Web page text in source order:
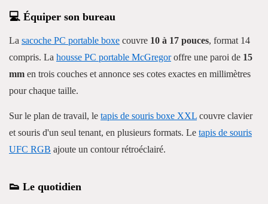
💻 Équiper son bureau
La sacoche PC portable boxe couvre 10 à 17 pouces, format 14
compris. La housse PC portable McGregoroffre une paroi de 15
mm en trois couches et annonce ses cotes exactes en millimètres
pour chaque taille.
Sur le plan de travail, le tapis de souris boxe XXL couvre clavier
et souris d'un seul tenant, en plusieurs formats. Le tapis de souris
UFC RGB ajoute un contour rétroéclairé.
👟 Le quotidien